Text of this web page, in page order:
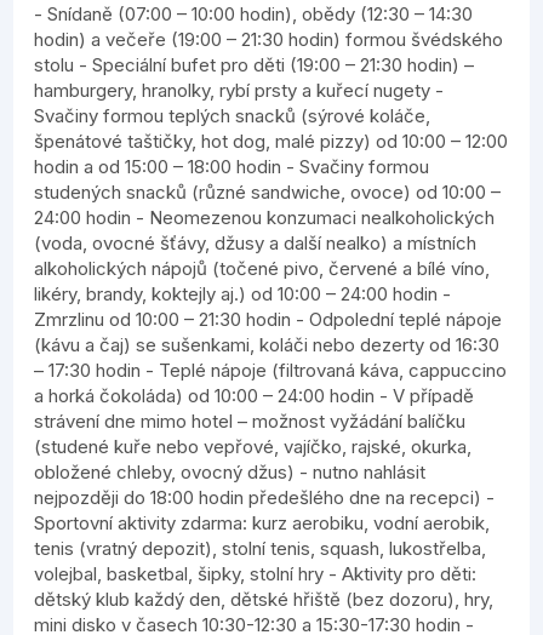
- Snídaně (07:00 – 10:00 hodin), obědy (12:30 – 14:30
hodin) a večeře (19:00 – 21:30 hodin) formou švédského
stolu - Speciální bufet pro děti (19:00 – 21:30 hodin) –
hamburgery, hranolky, rybí prsty a kuřecí nugety -
Svačiny formou teplých snacků (sýrové koláče,
špenátové taštičky, hot dog, malé pizzy) od 10:00 – 12:00
hodin a od 15:00 – 18:00 hodin - Svačiny formou
studených snacků (různé sandwiche, ovoce) od 10:00 –
24:00 hodin - Neomezenou konzumaci nealkoholických
(voda, ovocné šťávy, džusy a další nealko) a místních
alkoholických nápojů (točené pivo, červené a bílé víno,
likéry, brandy, koktejly aj.) od 10:00 – 24:00 hodin -
Zmrzlinu od 10:00 – 21:30 hodin - Odpolední teplé nápoje
(kávu a čaj) se sušenkami, koláči nebo dezerty od 16:30
– 17:30 hodin - Teplé nápoje (filtrovaná káva, cappuccino
a horká čokoláda) od 10:00 – 24:00 hodin - V případě
strávení dne mimo hotel – možnost vyžádání balíčku
(studené kuře nebo vepřové, vajíčko, rajské, okurka,
obložené chleby, ovocný džus) - nutno nahlásit
nejpozději do 18:00 hodin předešlého dne na recepci) -
Sportovní aktivity zdarma: kurz aerobiku, vodní aerobik,
tenis (vratný depozit), stolní tenis, squash, lukostřelba,
volejbal, basketbal, šipky, stolní hry - Aktivity pro děti:
dětský klub každý den, dětské hřiště (bez dozoru), hry,
mini disko v časech 10:30-12:30 a 15:30-17:30 hodin -